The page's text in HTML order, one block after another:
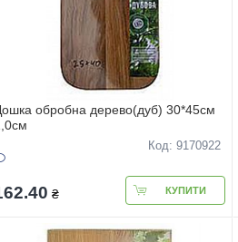
обробна дерево(дуб) 30*45см
Код: 9170922
₴ КУПИТИ